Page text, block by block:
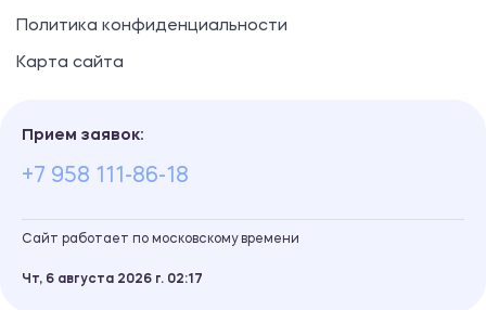
Политика конфиденциальности
Карта сайта
Прием заявок:
+7 958 111-86-18
Сайт работает по московскому времени
Чт, 6 августа 2026 г. 02:17